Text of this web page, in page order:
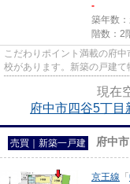
-
築年数
階数：2
こだわりポイント満載の府
校があります。新築の戸建
現在
府中市四谷5丁
売買｜新築一戸建 府中
京王線 「